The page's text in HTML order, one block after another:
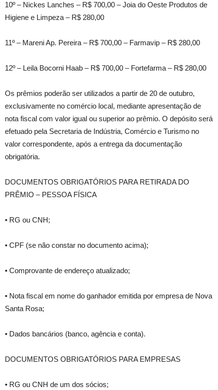
10º – Nickes Lanches – R$ 700,00 – Joia do Oeste Produtos de
Higiene e Limpeza – R$ 280,00
11º – Mareni Ap. Pereira – R$ 700,00 – Farmavip – R$ 280,00
12º – Leila Bocorni Haab – R$ 700,00 – Fortefarma – R$ 280,00
Os prêmios poderão ser utilizados a partir de 20 de outubro,
exclusivamente no comércio local, mediante apresentação de
nota fiscal com valor igual ou superior ao prêmio. O depósito será
efetuado pela Secretaria de Indústria, Comércio e Turismo no
valor correspondente, após a entrega da documentação
obrigatória.
DOCUMENTOS OBRIGATÓRIOS PARA RETIRADA DO
PRÊMIO – PESSOA FÍSICA
• RG ou CNH;
• CPF (se não constar no documento acima);
• Comprovante de endereço atualizado;
• Nota fiscal em nome do ganhador emitida por empresa de Nova
Santa Rosa;
• Dados bancários (banco, agência e conta).
DOCUMENTOS OBRIGATÓRIOS PARA EMPRESAS
• RG ou CNH de um dos sócios;